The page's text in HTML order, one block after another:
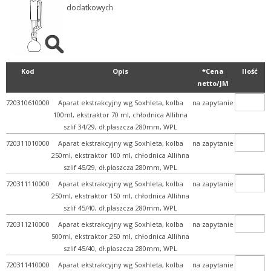
+ Ap. do ozn. kwasowości...
+ Ap. do ozn. kwasu sorbo...
+ Ap. do ozn. powłok cyn...
+ Ap. do ozn. zawartości...
+ Ap. do oznaczania CO2
+ Ap. do oznaczania cyjan...
+ Ap. do oznaczania fenol...
+ Ap. do oznaczania olejk...
+ Ap. do oznaczania siark...
+ Ap. do oznaczania tlenu
+ Aparaty do destylacji
- Aparaty ekstrakcyjne
+ Aparaty Orsata
dodatkowych
Kod Opis
*Cena
netto/JM
Ilość
720310610000
Aparat ekstrakcyjny wg Soxhleta, kolba
100ml, ekstraktor 70 ml, chłodnica Allihna
szlif 34/29, dł.płaszcza 280mm, WPL
na zapytanie
720311010000
Aparat ekstrakcyjny wg Soxhleta, kolba
250ml, ekstraktor 100 ml, chłodnica Allihna
szlif 45/29, dł.płaszcza 280mm, WPL
na zapytanie
720311110000
Aparat ekstrakcyjny wg Soxhleta, kolba
250ml, ekstraktor 150 ml, chłodnica Allihna
szlif 45/40, dł.płaszcza 280mm, WPL
na zapytanie
720311210000
Aparat ekstrakcyjny wg Soxhleta, kolba
500ml, ekstraktor 250 ml, chłodnica Allihna
szlif 45/40, dł.płaszcza 280mm, WPL
na zapytanie
720311410000
Aparat ekstrakcyjny wg Soxhleta, kolba
na zapytanie